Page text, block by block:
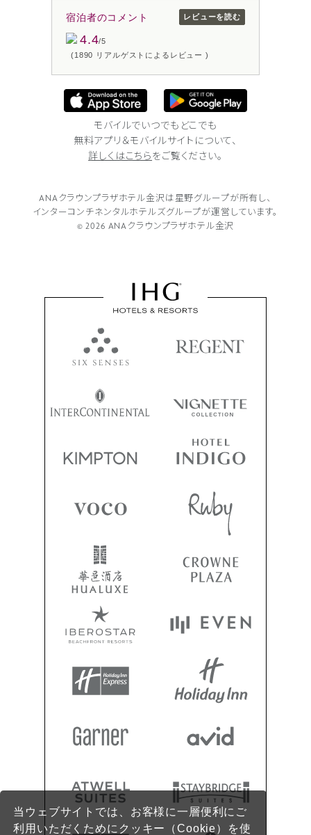
当ウェブサイトでは、お客様に一層便利にご
利用いただくためにクッキー（Cookie）を使
宿泊者のコメント
4.4/5
(1890 リアルゲストによるレビュー )
レビューを読む
モバイルでいつでもどこでも
無料アプリ＆モバイルサイトについて、
詳しくはこちら をご覧ください。
ANAクラウンプラザホテル金沢は 星野グループが所有し、
インターコンチネンタルホテルズグループが運営しています。
© 2026 ANAクラウンプラザホテル金沢